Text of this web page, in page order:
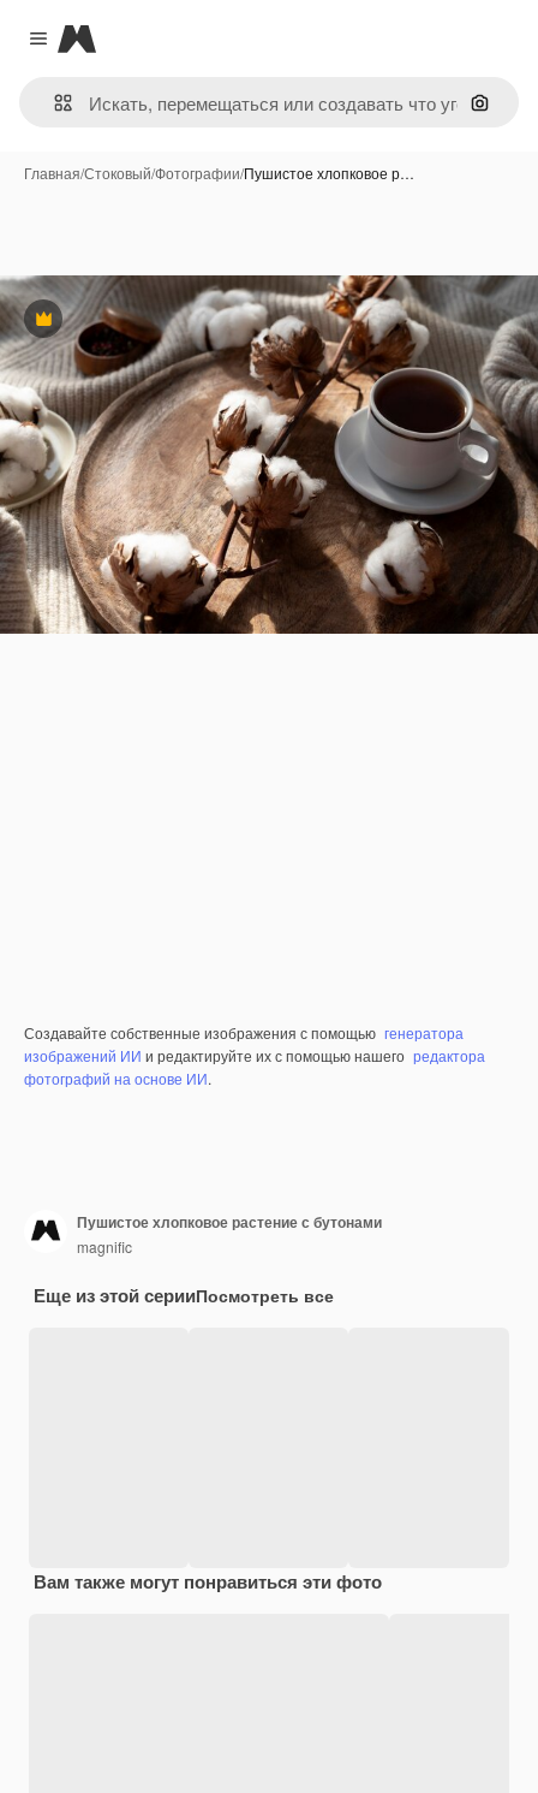
Close menu
Magnific
Поиск
Главная/Стоковый/Фотографии/Пушистое хлопковое р…
Премиум
Создавайте собственные изображения с помощью генератора
изображений ИИ и редактируйте их с помощью нашего редактора
фотографий на основе ИИ.
Пушистое хлопковое растение с бутонами
magnific
Еще из этой серииПосмотреть все
Вам также могут понравиться эти фото